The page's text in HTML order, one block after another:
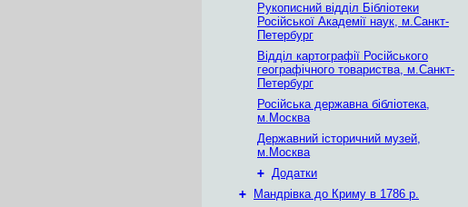
Рукописний відділ Бібліотеки
Російської Академії наук, м.Санкт-
Петербург
Відділ картографії Російського
географічного товариства, м.Санкт-
Петербург
Російська державна бібліотека,
м.Москва
Державний історичний музей,
м.Москва
+ Додатки
+
Мандрівка до Криму в 1786 р.